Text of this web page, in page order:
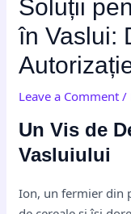
Soluții
în Vaslui:
Leave a Comment /
Un Vis de
Vasluiului
Ion, un fermier din